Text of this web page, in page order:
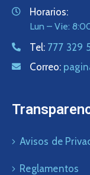
Horarios:
Lun – Vie:
Tel: 777 329
Correo:
Avisos de
Reglamentos